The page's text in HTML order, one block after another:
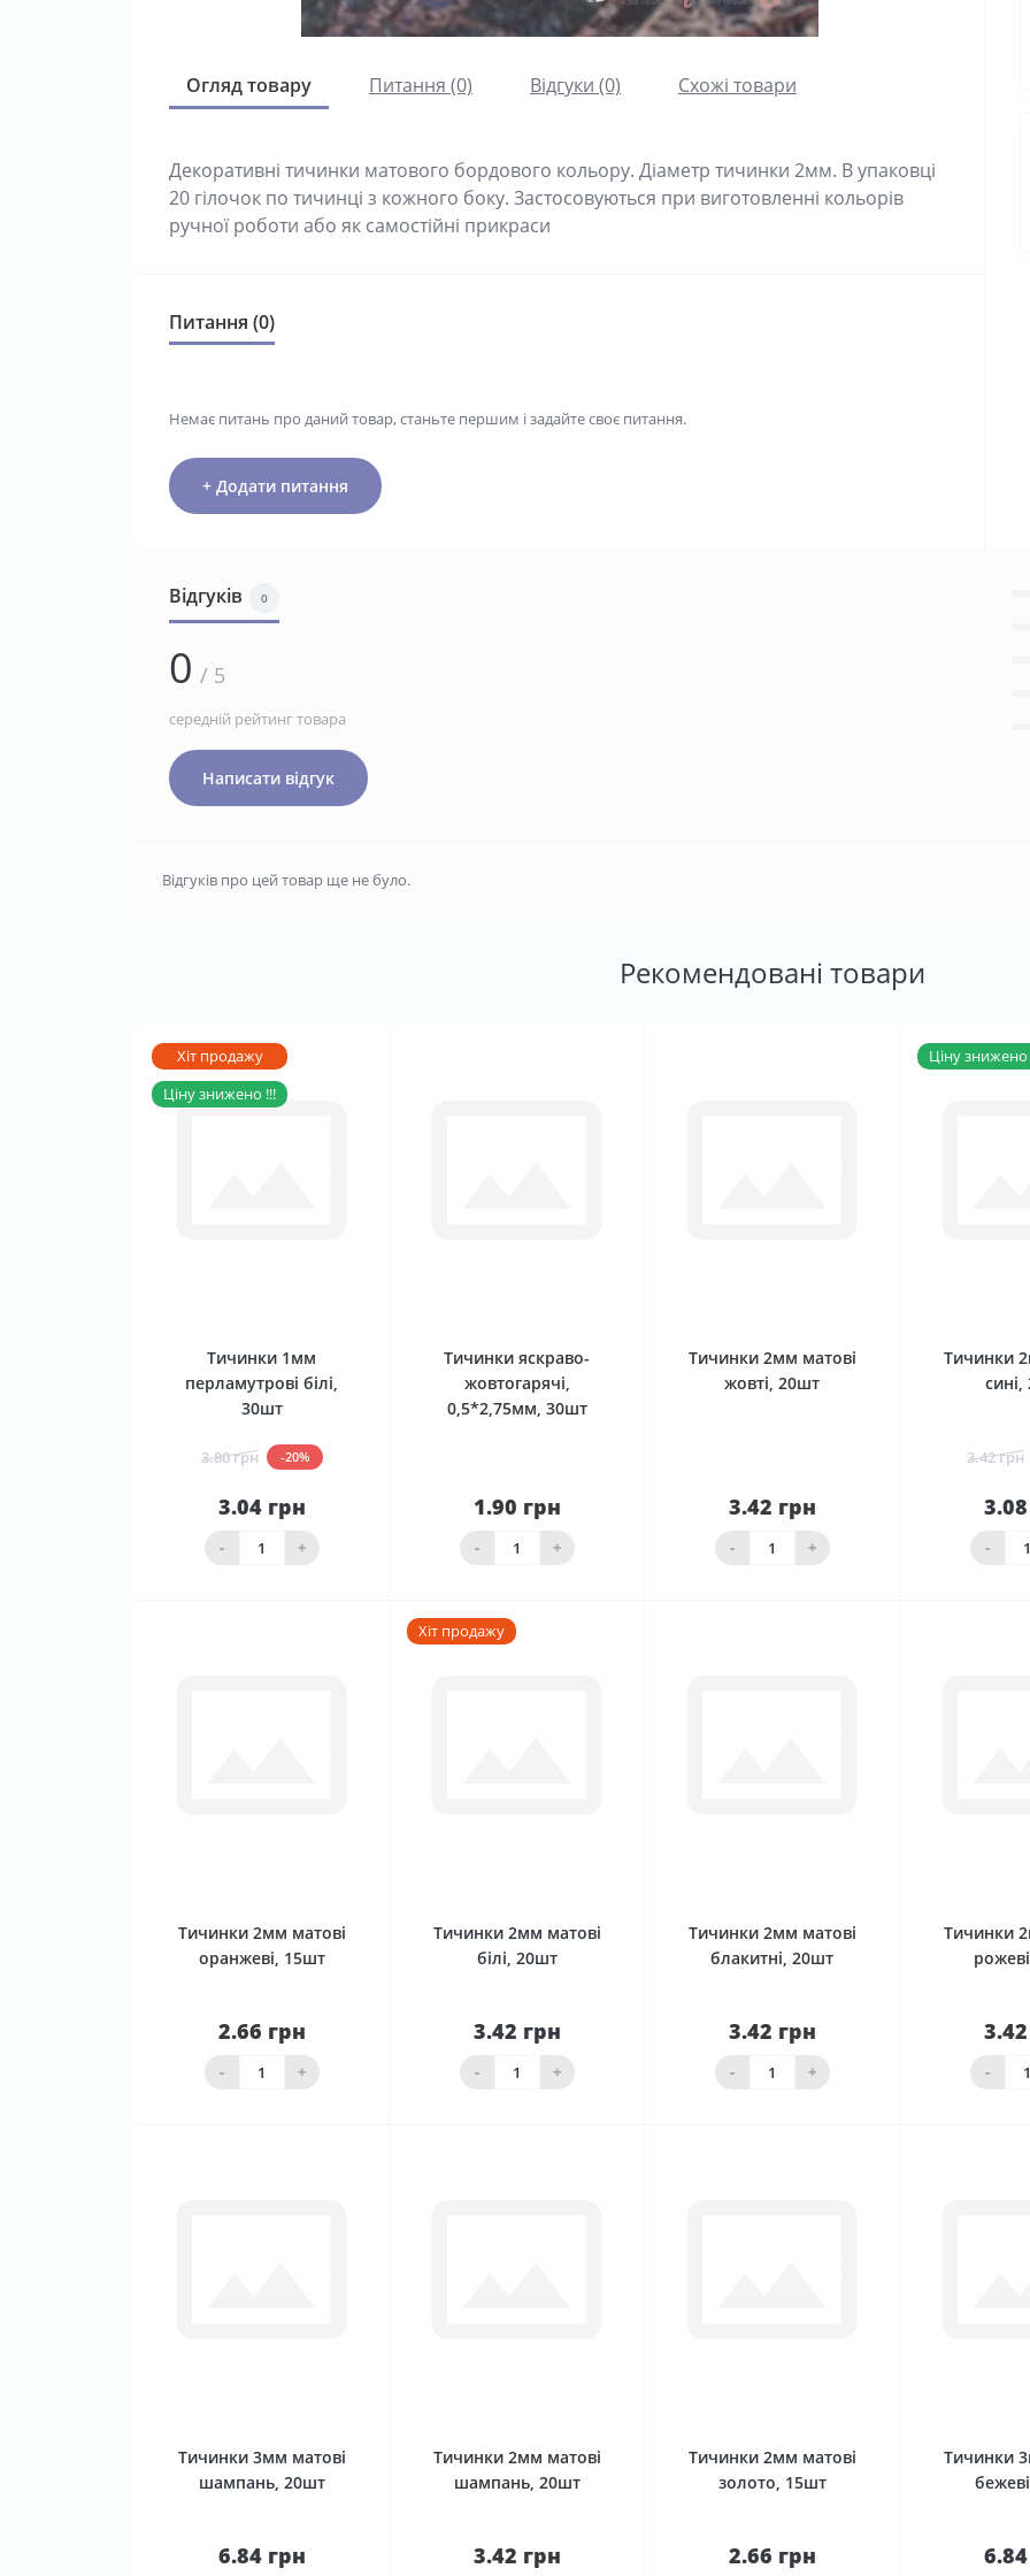
Огляд товару Питання (0) Відгуки (0) Схожі товари
Декоративні тичинки матового бордового кольору. Діаметр тичинки 2мм. В упаковці
20 гілочок по тичинці з кожного боку. Застосовуються при виготовленні кольорів
ручної роботи або як самостійні прикраси
Питання (0)
Немає питань про даний товар, станьте першим і задайте своє питання.
+ Додати питання
Відгуків 0
0 / 5
середній рейтинг товара
Написати відгук
Відгуків про цей товар ще не було.
Рекомендовані товари
Хіт продажу
Ціну знижено !!!
Тичинки 1мм
перламутрові білі,
30шт
3.80 грн -20%
3.04 грн
- +
кошика
Тичинки яскраво-
жовтогарячі,
0,5*2,75мм, 30шт
1.90 грн
- +
Нема в наявності
Тичинки 2мм матові
жовті, 20шт
3.42 грн
- +
Нема в наявності
Ціну знижено
Тичинки
3.42 грн
-
Тичинки 2мм матові
оранжеві, 15шт
2.66 грн
- +
Нема в наявності
Хіт продажу
Тичинки 2мм матові
білі, 20шт
3.42 грн
- +
кошика
Тичинки 2мм матові
блакитні, 20шт
3.42 грн
- +
Нема в наявності
Тичинки
-
Нема в
Тичинки 3мм матові
шампань, 20шт
6.84 грн
Тичинки 2мм матові
шампань, 20шт
3.42 грн
Тичинки 2мм матові
золото, 15шт
2.66 грн
Тичинки